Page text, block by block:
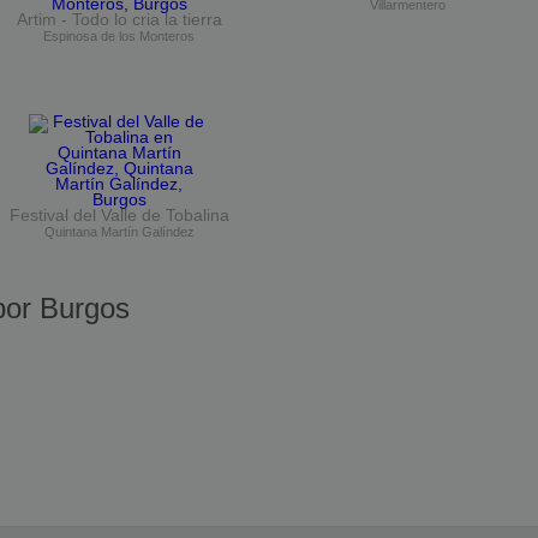
Artim - Todo lo cria la tierra
Espinosa de los Monteros
Villarmentero
Festival del Valle de Tobalina
Quintana Martín Galíndez
Burgos